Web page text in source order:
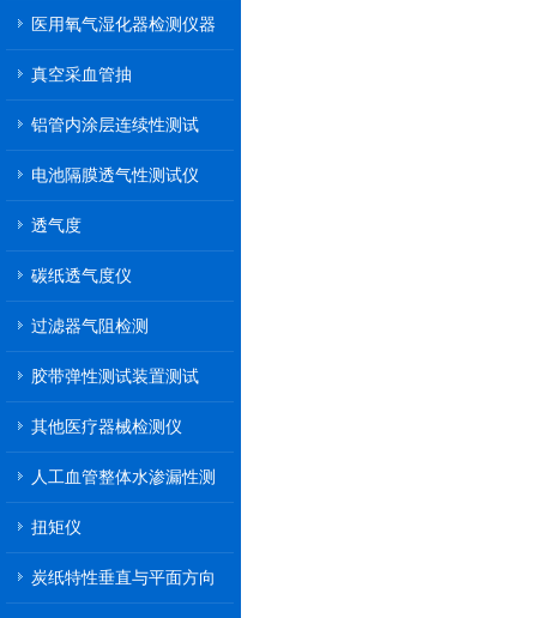
医用氧气湿化器检测仪器
真空采血管抽
铝管内涂层连续性测试
电池隔膜透气性测试仪
透气度
碳纸透气度仪
过滤器气阻检测
胶带弹性测试装置测试
其他医疗器械检测仪
人工血管整体水渗漏性测
扭矩仪
炭纸特性垂直与平面方向